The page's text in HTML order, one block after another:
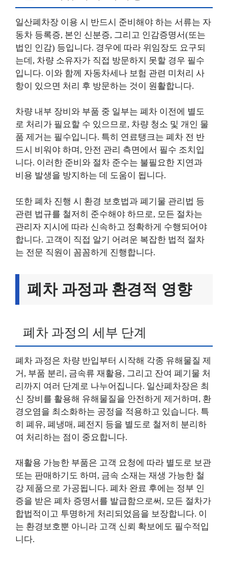
일산폐차장 이용 시 반드시 준비해야 하는 서류는 자
동차 등록증, 본인 신분증, 그리고 인감증명서(또는
법인 인감) 등입니다. 경우에 따라 위임장도 요구되
는데, 차량 소유자가 직접 방문하지 못할 경우 필수
입니다. 이와 함께 자동차세나 보험 관련 미처리 사
항이 있으면 처리 후 방문하는 것이 원활합니다.
차량 내부 장비와 부품 중 일부는 폐차 이전에 별도
로 처리가 필요할 수 있으므로, 차량 청소 및 개인 물
품 제거는 필수입니다. 특히 연료탱크는 폐차 전 반
드시 비워야 하며, 안전 관리 측면에서 필수 조치입
니다. 이러한 준비와 절차 준수는 불필요한 지연과
비용 발생을 방지하는 데 도움이 됩니다.
또한 폐차 진행 시 환경 보호법과 폐기물 관리법 등
관련 법규를 철저히 준수해야 하므로, 모든 절차는
관리자 지시에 따라 신속하고 정확하게 수행되어야
합니다. 고객이 직접 알기 어려운 복잡한 법적 절차
는 전문 직원이 꼼꼼하게 진행합니다.
폐차 과정과 환경적 영향
폐차 과정의 세부 단계
폐차 과정은 차량 반입부터 시작해 각종 유해물질 제
거, 부품 분리, 금속류 재활용, 그리고 잔여 폐기물 처
리까지 여러 단계로 나누어집니다. 일산폐차장은 최
신 장비를 활용해 유해물질을 안전하게 제거하며, 환
경오염을 최소화하는 공정을 적용하고 있습니다. 특
히 폐유, 폐냉매, 폐전지 등을 별도로 철저히 분리하
여 처리하는 점이 중요합니다.
재활용 가능한 부품은 고객 요청에 따라 별도로 보관
또는 판매하기도 하며, 금속 소재는 재생 가능한 철
강 제품으로 가공됩니다. 폐차 완료 후에는 정부 인
증을 받은 폐차 증명서를 발급함으로써, 모든 절차가
합법적이고 투명하게 처리되었음을 보장합니다. 이
는 환경보호뿐 아니라 고객 신뢰 확보에도 필수적입
니다.